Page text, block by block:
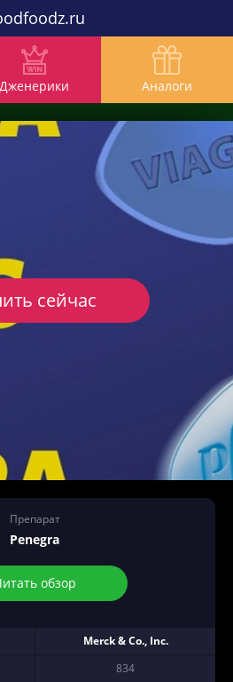
Дженерики Аналоги
Препарат
Penegra
обзор
Merck & Co., Inc.
834
сейчас